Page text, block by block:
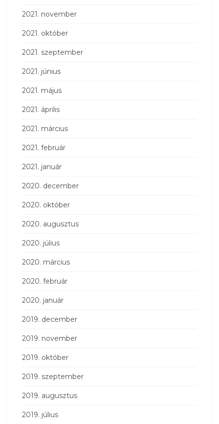
2021. november
2021. október
2021. szeptember
2021. június
2021. május
2021. április
2021. március
2021. február
2021. január
2020. december
2020. október
2020. augusztus
2020. július
2020. március
2020. február
2020. január
2019. december
2019. november
2019. október
2019. szeptember
2019. augusztus
2019. július